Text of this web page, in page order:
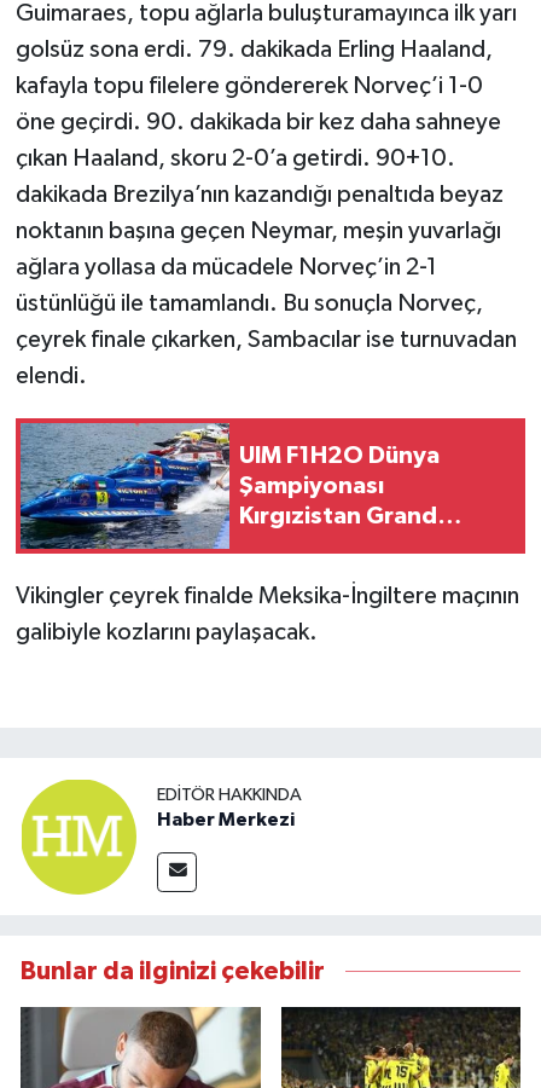
Guimaraes, topu ağlarla buluşturamayınca ilk yarı
golsüz sona erdi. 79. dakikada Erling Haaland,
kafayla topu filelere göndererek Norveç’i 1-0
öne geçirdi. 90. dakikada bir kez daha sahneye
çıkan Haaland, skoru 2-0’a getirdi. 90+10.
dakikada Brezilya’nın kazandığı penaltıda beyaz
noktanın başına geçen Neymar, meşin yuvarlağı
ağlara yollasa da mücadele Norveç’in 2-1
üstünlüğü ile tamamlandı. Bu sonuçla Norveç,
çeyrek finale çıkarken, Sambacılar ise turnuvadan
elendi.
UIM F1H2O Dünya
Şampiyonası
Kırgızistan Grand
Vikingler çeyrek finalde Meksika-İngiltere maçının
galibiyle kozlarını paylaşacak.
EDITÖR HAKKINDA
Haber Merkezi
Bunlar da ilginizi çekebilir